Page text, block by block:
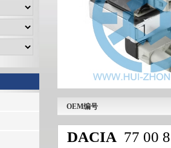
OEM编号
DACIA 77 00